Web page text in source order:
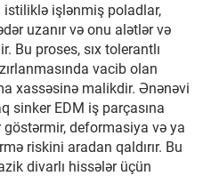
işlənmiş poladlar,
uzanır və onu alətlər və
Bu proses, sıx tolerantlı
vacib olan
xassəsinə malikdir. Ənənəvi
sinker EDM iş parçasına
deformasiya və ya
riskini aradan qaldırır. Bu
divarlı hissələr üçün